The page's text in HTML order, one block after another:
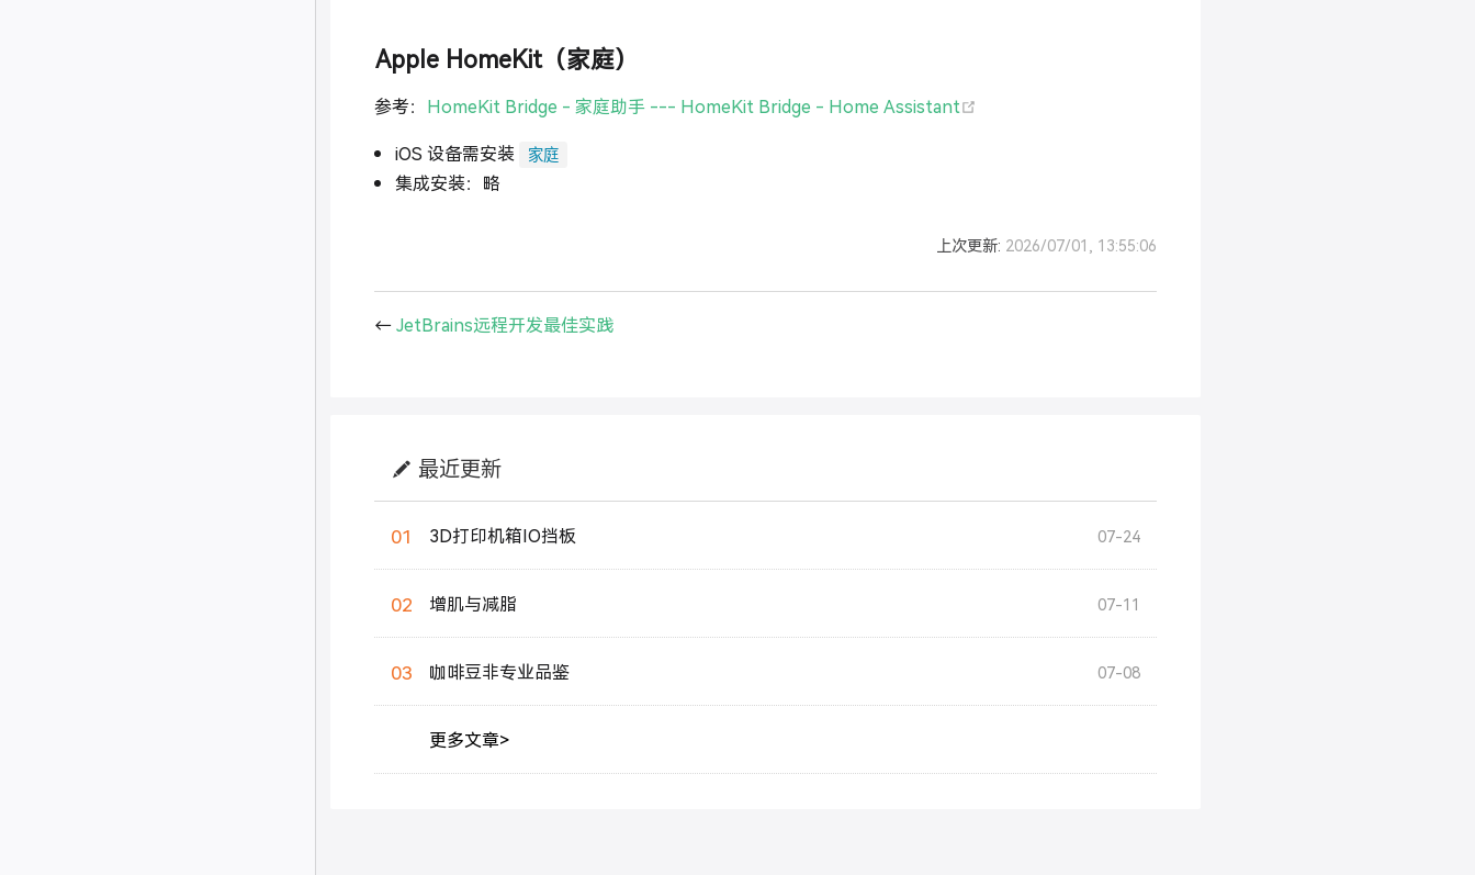
Apple HomeKit（家庭）
参考： HomeKit Bridge - 家庭助手 --- HomeKit Bridge - Home Assistant
iOS 设备需安装
家庭
集成安装：略
上次更新: 2026/07/01, 13:55:06
←JetBrains远程开发最佳实践
最近更新
01 3D打印机箱IO挡板 07-24
02 增肌与减脂 07-11
03 咖啡豆非专业品鉴 07-08
更多文章>